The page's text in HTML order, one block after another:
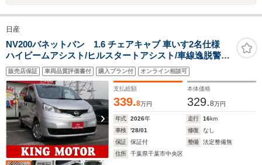
日産
NV200バネットバン 1.6 チェアキャブ 車いす2名仕様
ハイビームアシスト/ヒルスタートアシスト/車線逸脱警報/
標識検知機能/踏み間違い衝突防止アシスト/先行車発進警
告/障害物センサー/オートステップ/スマートキー
販売店保証 車両品質評価書付 購入プラン付 オンライン相談可
支払総額
339.8万円
本体価格
329.8万円
年式 2026年 走行 16km
車検
'28/01 修復
なし
保証
保証付 整備
法定整備無
住所
千葉県千葉市中央区